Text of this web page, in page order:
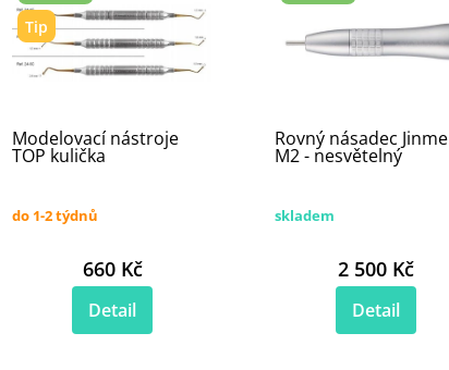
Tip
Modelovací nástroje
TOP kulička
do 1-2 týdnů
660 Kč
Detail
Rovný násadec Jinme
M2 - nesvětelný
skladem
2 500 Kč
Detail